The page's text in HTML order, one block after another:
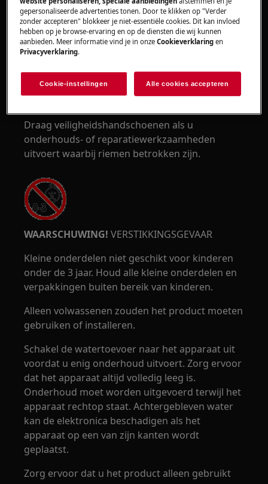
WAARSCHUWING!RISICO OP BEKNELLING
Draag veiligheidshandschoenen als u
onderhouds- of reparatiewerkzaamheden
uitvoert waarbij riemen betrokken zijn.
WAARSCHUWING! VERSTIKKINGSGEVAAR
Kleine onderdelen niet geschikt voor kinderen
onder de 3 jaar. Houd alle kleine onderdelen en
verpakkingen buiten bereik van kinderen.
Alleen volwassenen zouden het product moeten
gebruiken of installeren.
Schakel de watertoevoer naar het apparaat uit
voordat u enig onderhoud uitvoert. Zorg ervoor
dat het apparaat altijd volledig leeg is.
Onderhoud moet worden uitgevoerd terwijl het
apparaat rechtop staat. Achtergebleven water
kan de elektronica beschadigen als het
apparaat op een van zijn kanten wordt
geplaatst.
Zorg ervoor dat u het product alleen gebruikt
gepersonaliseerde advertenties tonen. Door te klikken op "Verder
zonder accepteren" blokkeer je niet-essentiële cookies. Dit kan invloed
hebben op je browse-ervaring en op de diensten die wij kunnen
aanbieden. Meer informatie vind je in onzeCookieverklaring en
Privacyverklaring.
Cookie-instellingen Alle cookies accepteren